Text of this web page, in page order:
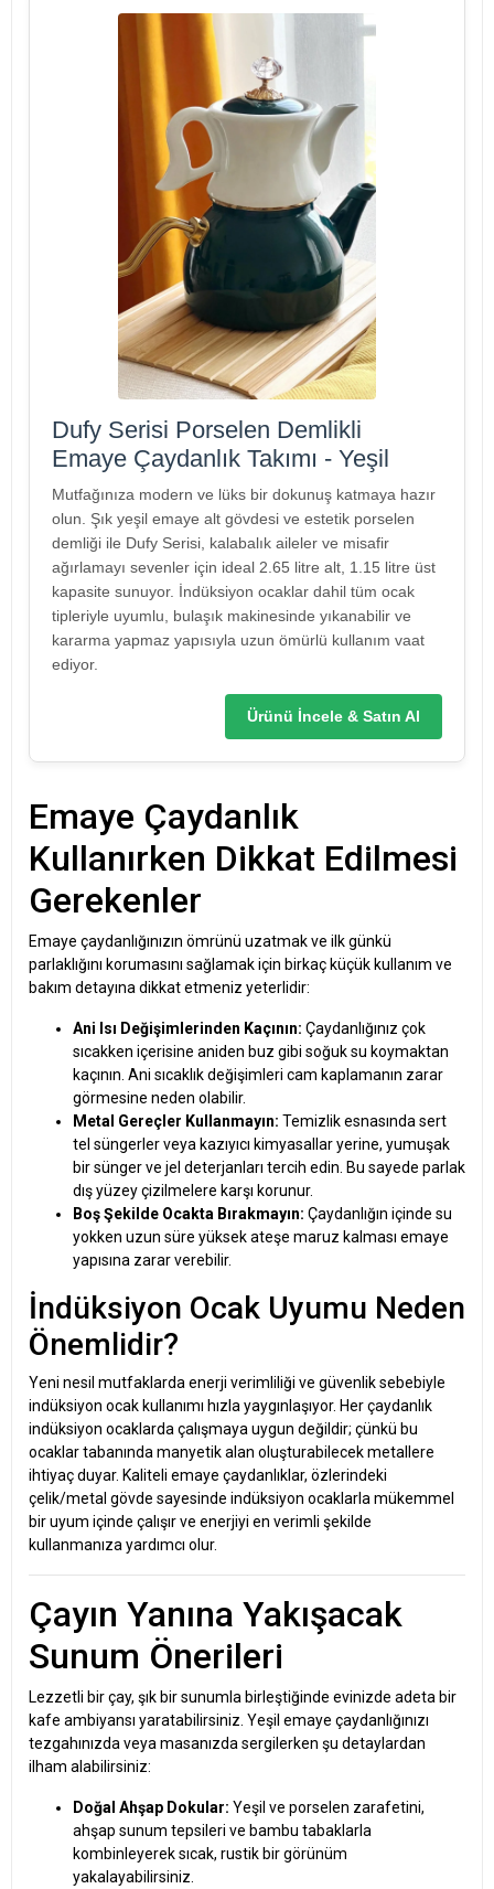
Dufy Serisi Porselen Demlikli
Emaye Çaydanlık Takımı - Yeşil
Mutfağınıza modern ve lüks bir dokunuş katmaya hazır
olun. Şık yeşil emaye alt gövdesi ve estetik porselen
demliği ile Dufy Serisi, kalabalık aileler ve misafir
ağırlamayı sevenler için ideal 2.65 litre alt, 1.15 litre üst
kapasite sunuyor. İndüksiyon ocaklar dahil tüm ocak
tipleriyle uyumlu, bulaşık makinesinde yıkanabilir ve
kararma yapmaz yapısıyla uzun ömürlü kullanım vaat
ediyor.
Ürünü İncele & Satın Al
Emaye Çaydanlık
Kullanırken Dikkat Edilmesi
Gerekenler
Emaye çaydanlığınızın ömrünü uzatmak ve ilk günkü
parlaklığını korumasını sağlamak için birkaç küçük kullanım ve
bakım detayına dikkat etmeniz yeterlidir:
Ani Isı Değişimlerinden Kaçının: Çaydanlığınız çok
sıcakken içerisine aniden buz gibi soğuk su koymaktan
kaçının. Ani sıcaklık değişimleri cam kaplamanın zarar
görmesine neden olabilir.
Metal Gereçler Kullanmayın: Temizlik esnasında sert
tel süngerler veya kazıyıcı kimyasallar yerine, yumuşak
bir sünger ve jel deterjanları tercih edin. Bu sayede parlak
dış yüzey çizilmelere karşı korunur.
Boş Şekilde Ocakta Bırakmayın: Çaydanlığın içinde su
yokken uzun süre yüksek ateşe maruz kalması emaye
yapısına zarar verebilir.
İndüksiyon Ocak Uyumu Neden
Önemlidir?
Yeni nesil mutfaklarda enerji verimliliği ve güvenlik sebebiyle
indüksiyon ocak kullanımı hızla yaygınlaşıyor. Her çaydanlık
indüksiyon ocaklarda çalışmaya uygun değildir; çünkü bu
ocaklar tabanında manyetik alan oluşturabilecek metallere
ihtiyaç duyar. Kaliteli emaye çaydanlıklar, özlerindeki
çelik/metal gövde sayesinde indüksiyon ocaklarla mükemmel
bir uyum içinde çalışır ve enerjiyi en verimli şekilde
kullanmanıza yardımcı olur.
Çayın Yanına Yakışacak
Sunum Önerileri
Lezzetli bir çay, şık bir sunumla birleştiğinde evinizde adeta bir
kafe ambiyansı yaratabilirsiniz. Yeşil emaye çaydanlığınızı
tezgahınızda veya masanızda sergilerken şu detaylardan
ilham alabilirsiniz:
Doğal Ahşap Dokular: Yeşil ve porselen zarafetini,
ahşap sunum tepsileri ve bambu tabaklarla
kombinleyerek sıcak, rustik bir görünüm
yakalayabilirsiniz.